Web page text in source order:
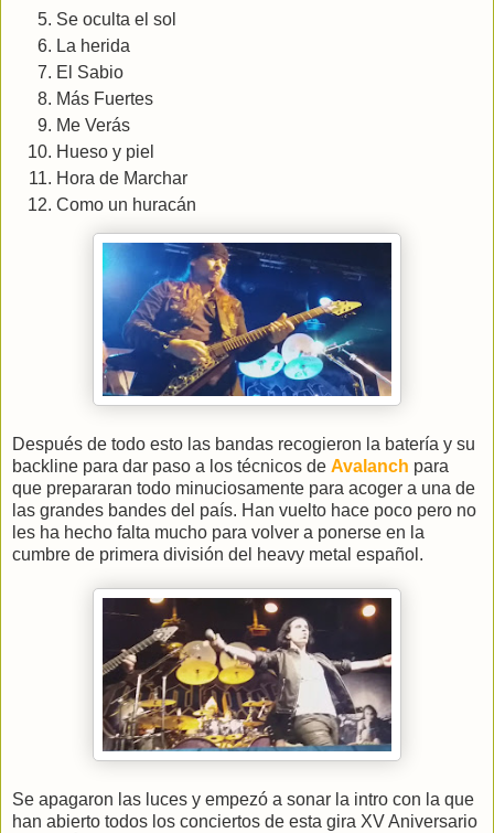
Se oculta el sol
La herida
El Sabio
Más Fuertes
Me Verás
Hueso y piel
Hora de Marchar
Como un huracán
Después de todo esto las bandas recogieron la batería y su
backline para dar paso a los técnicos de Avalanch para
que prepararan todo minuciosamente para acoger a una de
las grandes bandes del país. Han vuelto hace poco pero no
les ha hecho falta mucho para volver a ponerse en la
cumbre de primera división del heavy metal español.
Se apagaron las luces y empezó a sonar la intro con la que
han abierto todos los conciertos de esta gira XV Aniversario